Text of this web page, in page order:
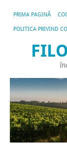
PRIMA PAGINĂ
POLITICA PRIVIND